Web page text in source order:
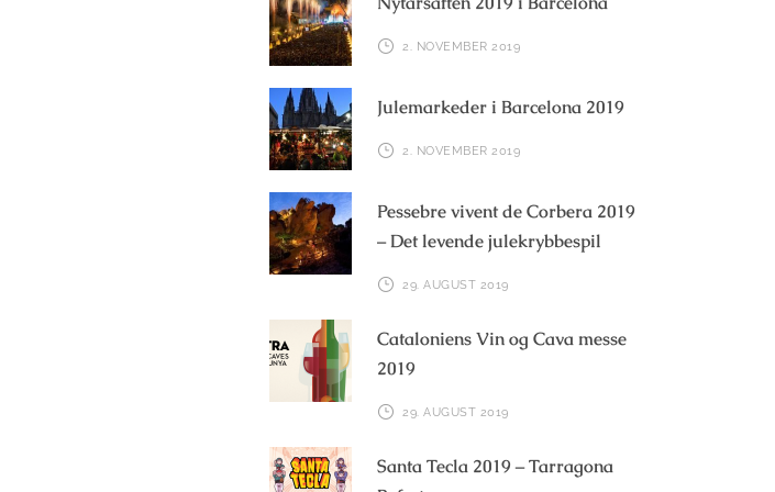
2. NOVEMBER 2019
Julemarkeder i Barcelona 2019
2. NOVEMBER 2019
Pessebre vivent de Corbera 2019
– Det levende julekrybbespil
29. AUGUST 2019
Cataloniens Vin og Cava messe
2019
29. AUGUST 2019
Santa Tecla 2019 – Tarragona